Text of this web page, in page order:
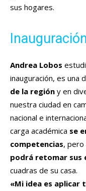
sus hogares.
Inauguración
Andrea Lobos
inauguración, es una
de la región y en
nuestra ciudad en
nacional e
carga académica se
competencias, pero
podrá retomar sus
cuadras de su casa.
«Mi idea es aplicar